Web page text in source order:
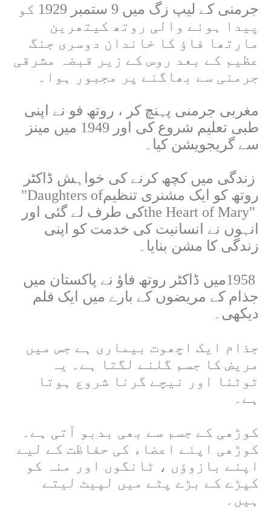
جرمنی کے لیپ زگ میں 9 ستمبر 1929 کو
پیدا ہونے والی روتھ کیتھرین
مارتھا فاؤ کا خاندان دوسری جنگ
عظیم کے بعد روس کے زیر قبضہ مشرقی
جرمنی سے بھاگنے پر مجبور ہوا۔
مغربی جرمنی پہنچ کر ، روتھ فو نے اپنی
طبی تعلیم شروع کی اور 1949 میں مینز
سے گریجویشن کیا۔
زندگی میں کچھ کرنے کی خواہش ڈاکٹر
روتھ کو ایک مشنری تنظیم"Daughters of
the Heart of Mary"کی طرف لے گئی اور
انہوں نے انسانیت کی خدمت کو اپنی
زندگی کا مشن بنایا۔
1958میں ڈاکٹر روتھ فاؤ نے پاکستان میں
جذام کے مریضوں کے بارے میں ایک فلم
دیکھی۔
جذام ایک اچھوت بیماری ہے جس میں
مریض کا جسم گلنے لگتا ہے۔ یہ
ٹوٹنا اور نیچے گرنا شروع ہوتا
ہے۔
کوڑھی کے جسم سے بھی بدبو آتی ہے۔
کوڑھی اپنے اعضاء کی حفاظت کے لیے
اپنے بازوؤں ، ٹانگوں اور منہ کو
کپڑے کے بڑے پٹے میں لپیٹ لیتے
ہیں۔